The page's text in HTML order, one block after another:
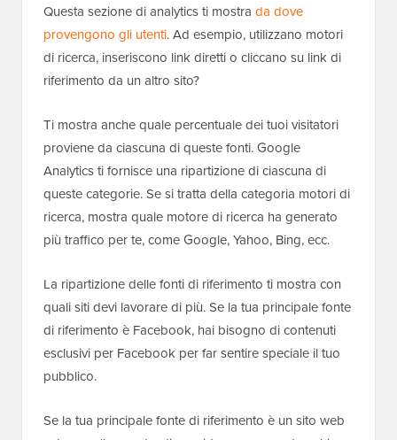
Questa sezione di analytics ti mostra da dove
provengono gli utenti. Ad esempio, utilizzano motori
di ricerca, inseriscono link diretti o cliccano su link di
riferimento da un altro sito?
Ti mostra anche quale percentuale dei tuoi visitatori
proviene da ciascuna di queste fonti. Google
Analytics ti fornisce una ripartizione di ciascuna di
queste categorie. Se si tratta della categoria motori di
ricerca, mostra quale motore di ricerca ha generato
più traffico per te, come Google, Yahoo, Bing, ecc.
La ripartizione delle fonti di riferimento ti mostra con
quali siti devi lavorare di più. Se la tua principale fonte
di riferimento è Facebook, hai bisogno di contenuti
esclusivi per Facebook per far sentire speciale il tuo
pubblico.
Se la tua principale fonte di riferimento è un sito web